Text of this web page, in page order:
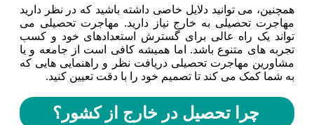
همچنین، می توانید دلایل خاصی داشته باشید که در نظر دارید
مهاجرت تحصیلی به خارج نیاز دارید. مهاجرت تحصیلی می
تواند یک راه عالی برای گسترش استعدادهای خود و کسب
تجربه های متنوع باشد. اما همیشه کافی است از جامعه و یا
مشاورین مهاجرت تحصیلی دریافت نظر و راهنمایی هایی که
به شما کمک می کند تا تصمیم خود را با دقت تعیین کنید.
چرا تحصیل در خارج از کشور؟